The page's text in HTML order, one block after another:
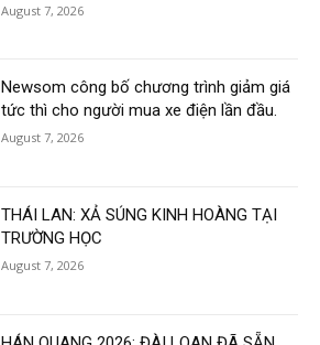
August 7, 2026
Newsom công bố chương trình giảm giá
tức thì cho người mua xe điện lần đầu.
August 7, 2026
THÁI LAN: XẢ SÚNG KINH HOÀNG TẠI
TRƯỜNG HỌC
August 7, 2026